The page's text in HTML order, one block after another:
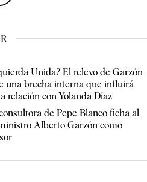
Unida? El relevo de Garzón
una brecha interna que influirá
relación con Yolanda Díaz
de Pepe Blanco ficha al
Alberto Garzón como